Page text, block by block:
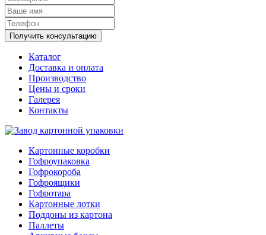
Получить консультацию
Каталог
Доставка и оплата
Производство
Цены и сроки
Галерея
Контакты
Картонные коробки
Гофроупаковка
Гофрокороба
Гофроящики
Гофротара
Картонные лотки
Поддоны из картона
Паллеты